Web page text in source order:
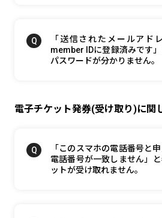
「送信されたメールアド
member IDに登録済みです」
パスワードが分かりません。
電子チケット発券(受け取り)に関
「このスマホの電話番号と
電話番号が一致しません」
ットが受け取れません。